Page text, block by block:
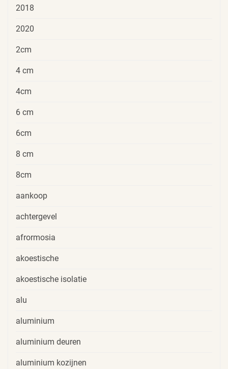
2018
2020
2cm
4 cm
4cm
6 cm
6cm
8 cm
8cm
aankoop
achtergevel
afrormosia
akoestische
akoestische isolatie
alu
aluminium
aluminium deuren
aluminium kozijnen